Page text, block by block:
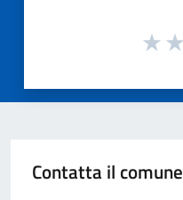
Contatta il comune